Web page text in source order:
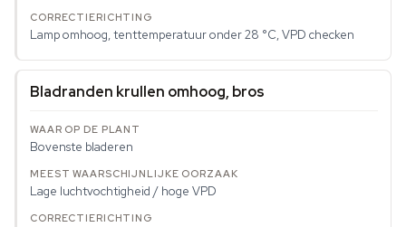
Lamp omhoog, tenttemperatuur onder 28 °C, VPD checken
Bladranden krullen omhoog, bros
Bovenste bladeren
Lage luchtvochtigheid / hoge VPD